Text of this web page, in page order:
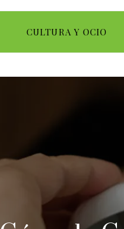
CULTURA Y OCIO